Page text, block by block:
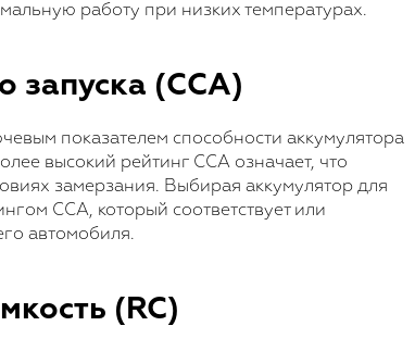
работу при низких температурах.
запуска (CCA)
показателем способности аккумулятора
высокий рейтинг CCA означает, что
замерзания. Выбирая аккумулятор для
CCA, который соответствует или
автомобиля.
(RC)